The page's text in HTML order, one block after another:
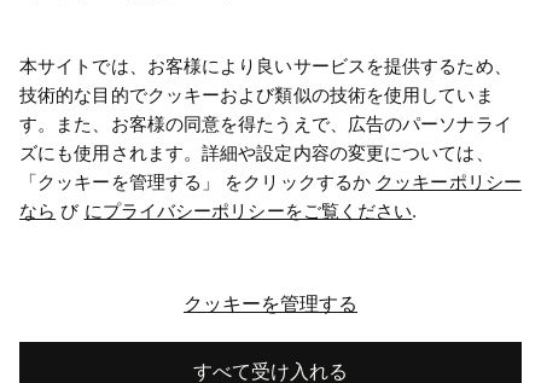
Maison Margiela MM6
メゾン マルジェラはOTBのメンバーです
お住まいの場所を選択してください
United Statesを選択しています。住所を更新しますか？
United States
Japan
本サイトでは、お客様により良いサービスを提供するため、
技術的な目的でクッキーおよび類似の技術を使用していま
す。また、お客様の同意を得たうえで、広告のパーソナライ
ズにも使用されます。詳細や設定内容の変更については、
「クッキーを管理する」 をクリックするか クッキーポリシー
なら び にプライバシーポリシーをご覧ください.
クッキーを管理する
すべて受け入れる